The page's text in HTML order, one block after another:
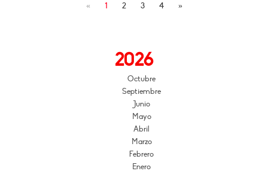
« 1 2 3 4 »
2026
Octubre
Septiembre
Junio
Mayo
Abril
Marzo
Febrero
Enero